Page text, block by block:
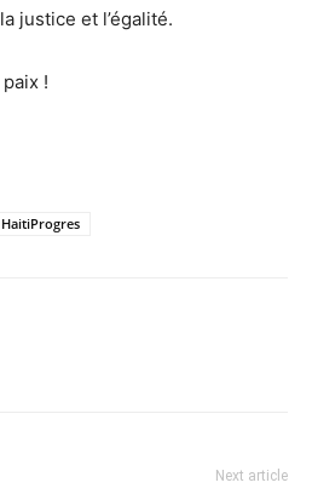
justice et l’égalité.
!
HaitiProgres
Next article